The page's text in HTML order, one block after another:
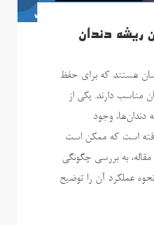
دندان
هستند که برای حفظ
مناسب دارند. یکی از
دندان‌ها، وجود
است که ممکن است
مقاله، به بررسی چگونگی
عملکرد آن را توضیح